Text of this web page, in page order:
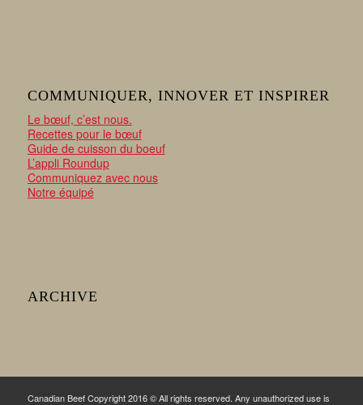
COMMUNIQUER, INNOVER ET INSPIRER
Le bœuf, c’est nous.
Recettes pour le bœuf
Guide de cuisson du boeuf
L’appli Roundup
Communiquez avec nous
Notre équipé
ARCHIVE
Canadian Beef Copyright 2016 © All rights reserved. Any unauthorized use is